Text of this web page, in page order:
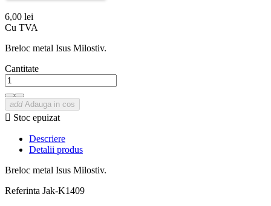
6,00 lei
Cu TVA
Breloc metal Isus Milostiv.
Cantitate
add Adauga in cos
 Stoc epuizat
Descriere
Detalii produs
Breloc metal Isus Milostiv.
Referinta Jak-K1409